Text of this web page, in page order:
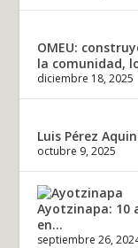
OMEU:
la comunidad,
diciembre 18, 2025
Luis Pérez
octubre 9, 2025
Ayotzinapa: 10
en...
septiembre 26,